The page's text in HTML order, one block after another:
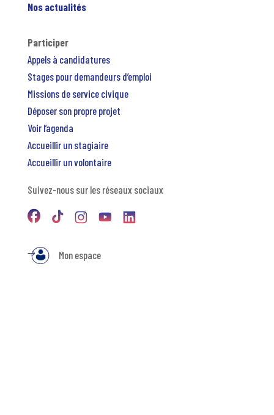
Nos actualités
Participer
Appels à candidatures
Stages pour demandeurs d’emploi
Missions de service civique
Déposer son propre projet
Voir l’agenda
Accueillir un stagiaire
Accueillir un volontaire
Suivez-nous sur les réseaux sociaux
Mon espace